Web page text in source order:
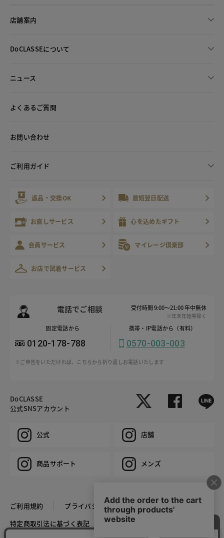
店舗案内
DoCLASSEについて
ニュース
よくあるご質問
お問い合わせ
ご利用ガイド
返品・交換OK 最短翌日配送
お直しサービス 心を込めたギフト
会員サービス マイレージ倶楽部
お店で試着サービス
電話でご相談 受付時間 9:00～21:00 年中無休
※年末年始等除く
固定電話から
0120-178-788
携帯・IP電話から（有料）
0570-003-003
※ご申告をいただければ、こちらから折り返しお電話いたします
DoCLASSE
公式SNSアカウント
公式 店舗
商品サポート メンズ
ご利用規約
プライバシーポリシー
特定商取引法に基づく表記
推奨環境